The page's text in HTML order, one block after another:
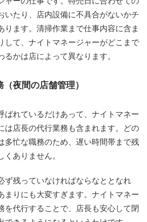
いたり、店内設備に不具合がないかチ
ります。清掃作業まで仕事内容に含ま
して、ナイトマネージャーがどこまで
るかは店によって異なります。
夜間の店舗管理）
ばれているだけあって、ナイトマネー
は店長の代行業務も含まれます。どの
多忙な職務のため、遅い時間帯まで残
くありません。
ず残っていなければならなととなれ
まりにも大変すぎます。ナイトマネー
を代行することで、店長も安心して閉